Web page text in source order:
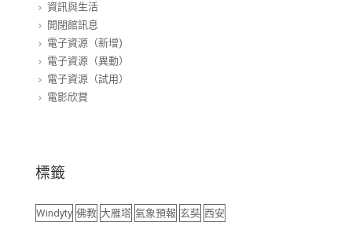
資訊與生活
開閉館訊息
電子資源（新增)
電子資源（異動）
電子資源（試用）
電影欣賞
標籤
Windyty 佛教 大雁塔 氣象預報 玄奘 西安